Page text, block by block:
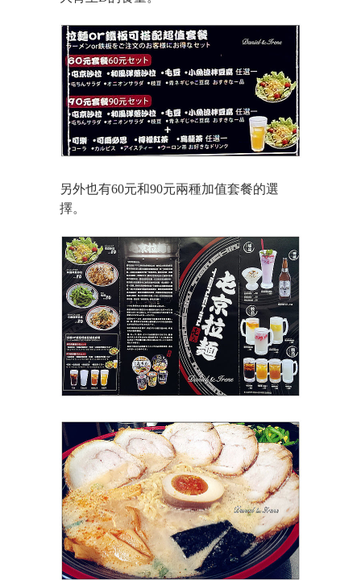
另外也有60元和90元兩種加值套餐的選
擇。